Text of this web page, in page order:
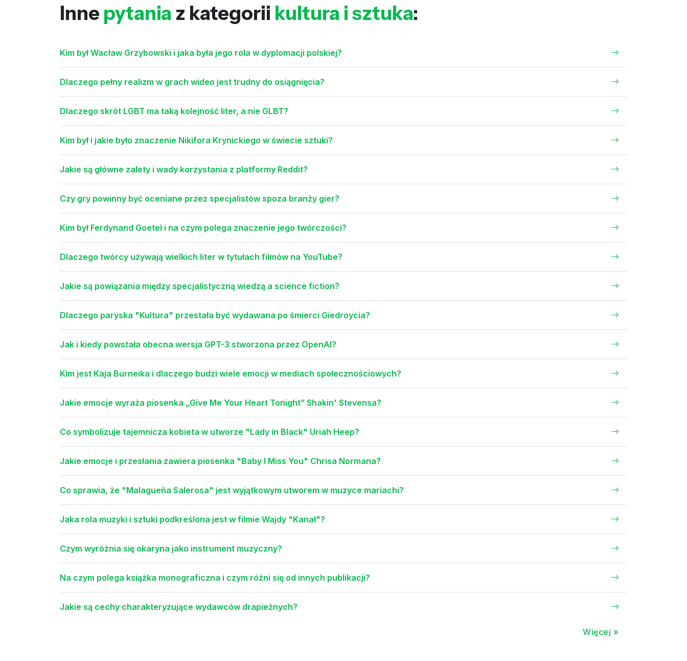
Inne pytania z kategorii kultura i sztuka:
Kim był Wacław Grzybowski i jaka była jego rola w dyplomacji polskiej?
Dlaczego pełny realizm w grach wideo jest trudny do osiągnięcia?
Dlaczego skrót LGBT ma taką kolejność liter, a nie GLBT?
Kim był i jakie było znaczenie Nikifora Krynickiego w świecie sztuki?
Jakie są główne zalety i wady korzystania z platformy Reddit?
Czy gry powinny być oceniane przez specjalistów spoza branży gier?
Kim był Ferdynand Goetel i na czym polega znaczenie jego twórczości?
Dlaczego twórcy używają wielkich liter w tytułach filmów na YouTube?
Jakie są powiązania między specjalistyczną wiedzą a science fiction?
Dlaczego paryska "Kultura" przestała być wydawana po śmierci Giedroycia?
Jak i kiedy powstała obecna wersja GPT-3 stworzona przez OpenAI?
Kim jest Kaja Burneika i dlaczego budzi wiele emocji w mediach społecznościowych?
Jakie emocje wyraża piosenka „Give Me Your Heart Tonight” Shakin' Stevensa?
Co symbolizuje tajemnicza kobieta w utworze "Lady in Black" Uriah Heep?
Jakie emocje i przesłania zawiera piosenka "Baby I Miss You" Chrisa Normana?
Co sprawia, że "Malagueña Salerosa" jest wyjątkowym utworem w muzyce mariachi?
Jaka rola muzyki i sztuki podkreślona jest w filmie Wajdy "Kanał"?
Czym wyróżnia się okaryna jako instrument muzyczny?
Na czym polega książka monograficzna i czym różni się od innych publikacji?
Jakie są cechy charakteryzujące wydawców drapieżnych?
Więcej »